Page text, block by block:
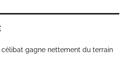
célibat gagne nettement du terrain